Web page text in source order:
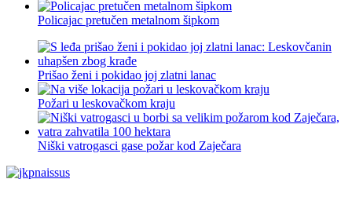
Policajac pretučen metalnom šipkom
Prišao ženi i pokidao joj zlatni lanac
Požari u leskovačkom kraju
Niški vatrogasci gase požar kod Zaječara